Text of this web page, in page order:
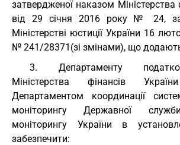
затвердженої наказом Міністерства
від 29 січня 2016 року № 24,
Міністерстві юстиції України 16
№ 241/28371(зі змінами), що
3. Департаменту
Міністерства фінансів
Департаментом координації
моніторингу Державної
моніторингу України в
забезпечити: